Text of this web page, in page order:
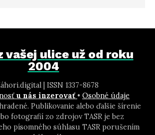
vašej ulice už od roku
2004
| ISSN 1337-8678
u nás inzerovať • Osobné údaje
Publikovanie alebo ďalšie šírenie
fotografií zo zdrojov TASR je bez
písomného súhlasu TASR porušením